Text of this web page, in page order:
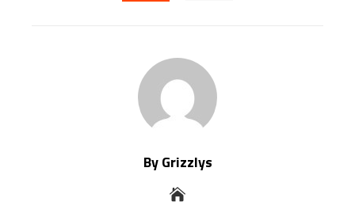
By Grizzlys